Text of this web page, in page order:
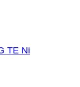
TE Ni